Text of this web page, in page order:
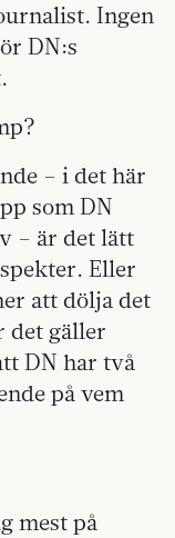
Ingen
DN:s
– i det här
som DN
– är det lätt
Eller
att dölja det
det gäller
DN har två
på vem
mest på